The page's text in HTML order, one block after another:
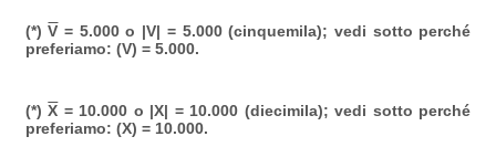
(*)V = 5.000 o |V| = 5.000 (cinquemila); vedi sotto perché
preferiamo: (V) = 5.000.
(*)X = 10.000 o |X| = 10.000 (diecimila); vedi sotto perché
preferiamo: (X) = 10.000.